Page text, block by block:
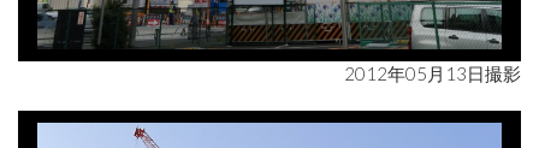
2012年05月13日撮影